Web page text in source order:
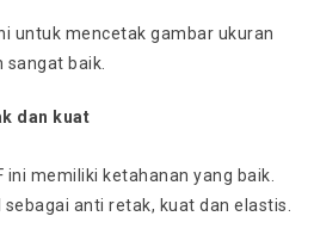
untuk mencetak gambar ukuran
sangat baik.
dan kuat
ini memiliki ketahanan yang baik.
anti retak, kuat dan elastis.